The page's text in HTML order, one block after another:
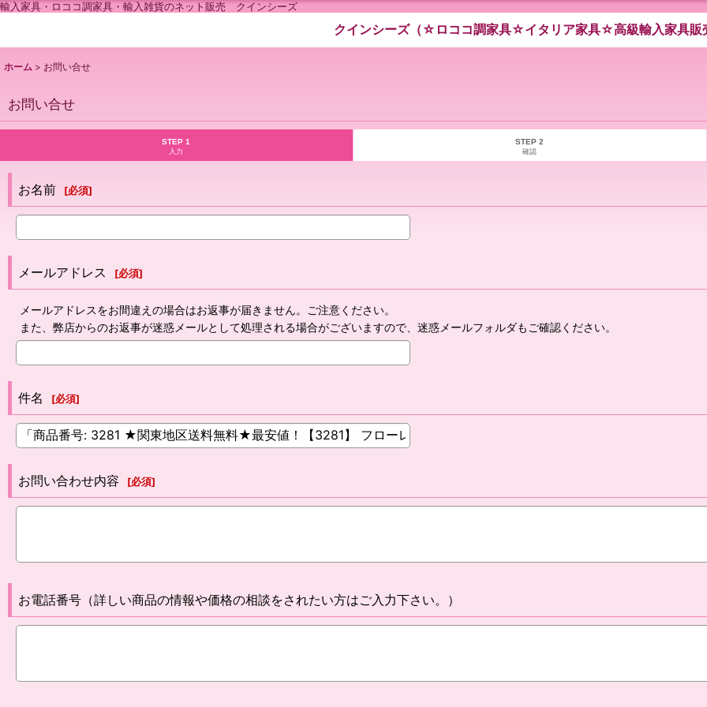
輸入家具・ロココ調家具・輸入雑貨のネット販売 クインシーズ
クインシーズ（☆ロココ調家具☆イタリア家具☆高級輸入家具販
ホーム > お問い合せ
お問い合せ
STEP 1
入力
STEP 2
確認
お名前 [必須]
メールアドレス [必須]
メールアドレスをお間違えの場合はお返事が届きません。ご注意ください。
また、弊店からのお返事が迷惑メールとして処理される場合がございますので、迷惑メールフォルダもご確認ください。
件名 [必須]
お問い合わせ内容 [必須]
お電話番号（詳しい商品の情報や価格の相談をされたい方はご入力下さい。）